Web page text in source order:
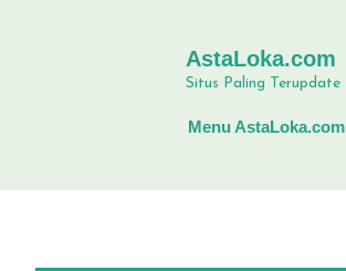
AstaLoka.com
Situs Paling Terupdate
Menu AstaLoka.com